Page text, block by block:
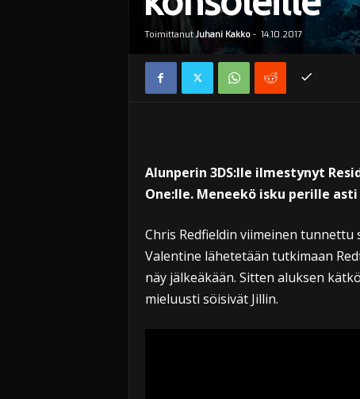
Toimittanut Juhani Kakko- 14.10.2017
Alunperin 3DS:lle ilmestynyt
One:lle. Meneekö isku perille
Chris Redfieldin viimeinen tunnettu
Valentine lähetetään tutkimaan
näy jälkeäkään. Sitten aluksen
mieluusti söisivät Jillin.